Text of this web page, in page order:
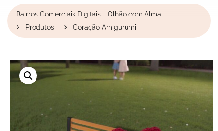
Bairros Comerciais Digitais - Olhão com Alma
Produtos
Coração Amigurumi